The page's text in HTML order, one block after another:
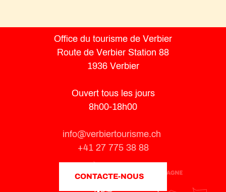
Office du tourisme de Verbier
Route de Verbier Station 88
1936 Verbier
Ouvert tous les jours
8h00-18h00
info@verbiertourisme.ch
+41 27 775 38 88
CONTACTE-NOUS